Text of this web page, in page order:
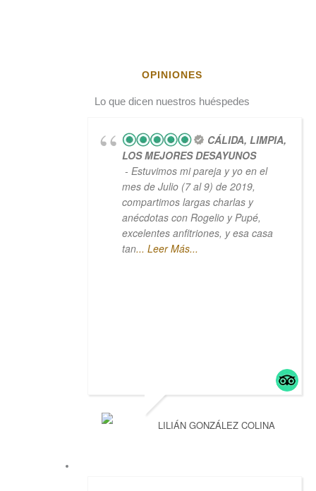
OPINIONES
Lo que dicen nuestros huéspedes
CÁLIDA, LIMPIA,
LOS MEJORES DESAYUNOS
- Estuvimos mi pareja y yo en el
mes de Julio (7 al 9) de 2019,
compartimos largas charlas y
anécdotas con Rogelio y Pupé,
excelentes anfitriones, y esa casa
tan... Leer Más...
LILIÁN GONZÁLEZ COLINA